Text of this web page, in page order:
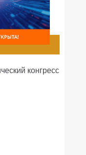
конгресс